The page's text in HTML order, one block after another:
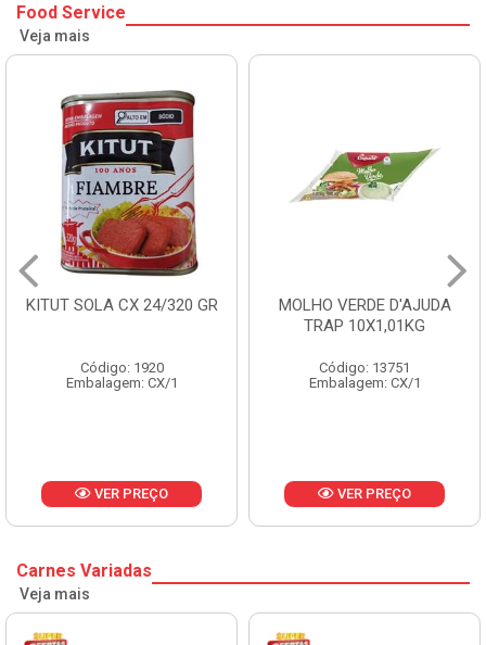
Food Service
Veja mais
KITUT SOLA CX 24/320 GR
Código: 1920
Embalagem: CX/1
VER PREÇO
MOLHO VERDE D'AJUDA
TRAP 10X1,01KG
Código: 13751
Embalagem: CX/1
VER PREÇO
Carnes Variadas
Veja mais